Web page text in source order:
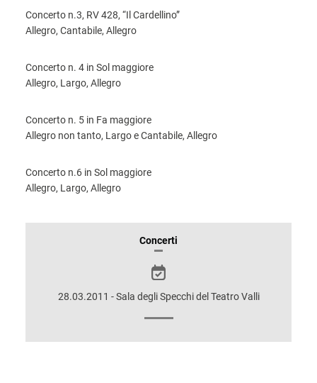
Concerto n.3, RV 428, “Il Cardellino”
Allegro, Cantabile, Allegro
Concerto n. 4 in Sol maggiore
Allegro, Largo, Allegro
Concerto n. 5 in Fa maggiore
Allegro non tanto, Largo e Cantabile, Allegro
Concerto n.6 in Sol maggiore
Allegro, Largo, Allegro
INFORMAZIONIConcerti
28.03.2011 - Sala degli Specchi del Teatro Valli